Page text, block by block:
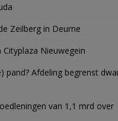
Zeilberg in Deurne
Nieuwegein
pand? Afdeling begrenst
van 1,1 mrd over